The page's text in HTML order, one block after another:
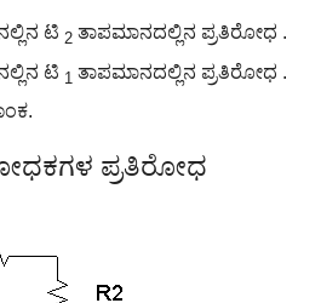
ಟಿ 2 ತಾಪಮಾನದಲ್ಲಿನ ಪ್ರತಿರೋಧ .
ಟಿ 1 ತಾಪಮಾನದಲ್ಲಿನ ಪ್ರತಿರೋಧ .
ಪ್ರತಿರೋಧ